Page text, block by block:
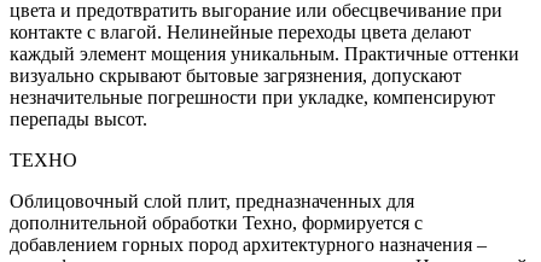
цвета и предотвратить выгорание или обесцвечивание при
контакте с влагой. Нелинейные переходы цвета делают
каждый элемент мощения уникальным. Практичные оттенки
визуально скрывают бытовые загрязнения, допускают
незначительные погрешности при укладке, компенсируют
перепады высот.
ТЕХНО
Облицовочный слой плит, предназначенных для
дополнительной обработки Техно, формируется с
добавлением горных пород архитектурного назначения –